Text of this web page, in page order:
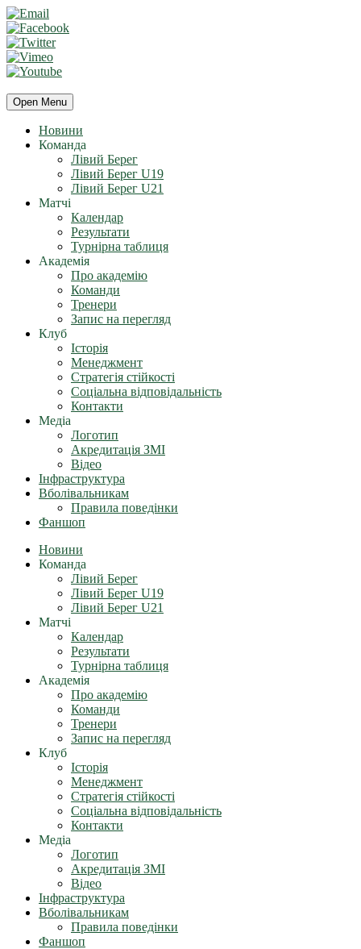
Open Menu
Новини
Команда
Лівий Берег
Лівий Берег U19
Лівий Берег U21
Матчі
Календар
Результати
Турнірна таблиця
Академія
Про академію
Команди
Тренери
Запис на перегляд
Клуб
Історія
Менеджмент
Стратегія стійкості
Соціальна відповідальність
Контакти
Медіа
Логотип
Акредитація ЗМІ
Відео
Інфраструктура
Вболівальникам
Правила поведінки
Фаншоп
Новини
Команда
Лівий Берег
Лівий Берег U19
Лівий Берег U21
Матчі
Календар
Результати
Турнірна таблиця
Академія
Про академію
Команди
Тренери
Запис на перегляд
Клуб
Історія
Менеджмент
Стратегія стійкості
Соціальна відповідальність
Контакти
Медіа
Логотип
Акредитація ЗМІ
Відео
Інфраструктура
Вболівальникам
Правила поведінки
Фаншоп